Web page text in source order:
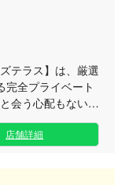
テラス】は、厳選
完全プライベート
会う心配もないた
日々の忙しさや精
く癒される特別な
々なアプローチの
店舗詳細